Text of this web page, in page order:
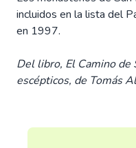
incluidos en la lista del
en 1997.
Del libro, El Camino de
escépticos, de Tomás